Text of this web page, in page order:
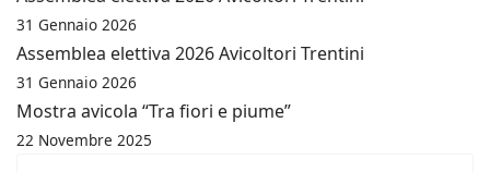
31 Gennaio 2026
Assemblea elettiva 2026 Avicoltori Trentini
31 Gennaio 2026
Mostra avicola “Tra fiori e piume”
22 Novembre 2025